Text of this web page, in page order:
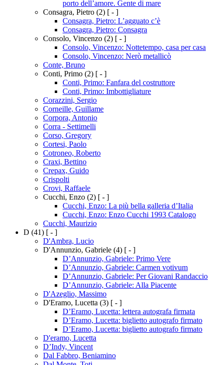
porto dell’amore. Gente di mare
Consagra, Pietro (2) [ - ]
Consagra, Pietro: L’agguato c’è
Consagra, Pietro: Consagra
Consolo, Vincenzo (2) [ - ]
Consolo, Vincenzo: Nottetempo, casa per casa
Consolo, Vincenzo: Nerò metallicò
Conte, Bruno
Conti, Primo (2) [ - ]
Conti, Primo: Fanfara del costruttore
Conti, Primo: Imbottigliature
Corazzini, Sergio
Corneille, Guillame
Corpora, Antonio
Corra - Settimelli
Corso, Gregory
Cortesi, Paolo
Cotroneo, Roberto
Craxi, Bettino
Crepax, Guido
Crispolti
Crovi, Raffaele
Cucchi, Enzo (2) [ - ]
Cucchi, Enzo: La più bella galleria d’Italia
Cucchi, Enzo: Enzo Cucchi 1993 Catalogo
Cucchi, Maurizio
D (41) [ - ]
D'Ambra, Lucio
D'Annunzio, Gabriele (4) [ - ]
D’Annunzio, Gabriele: Primo Vere
D’Annunzio, Gabriele: Carmen votivum
D’Annunzio, Gabriele: Per Giovani Randaccio
D’Annunzio, Gabriele: Alla Piacente
D'Azeglio, Massimo
D'Eramo, Lucetta (3) [ - ]
D’Eramo, Lucetta: lettera autografa firmata
D’Eramo, Lucetta: biglietto autografo firmato
D’Eramo, Lucetta: biglietto autografo firmato
D'eramo, Lucetta
D’Indy, Vincent
Dal Fabbro, Beniamino